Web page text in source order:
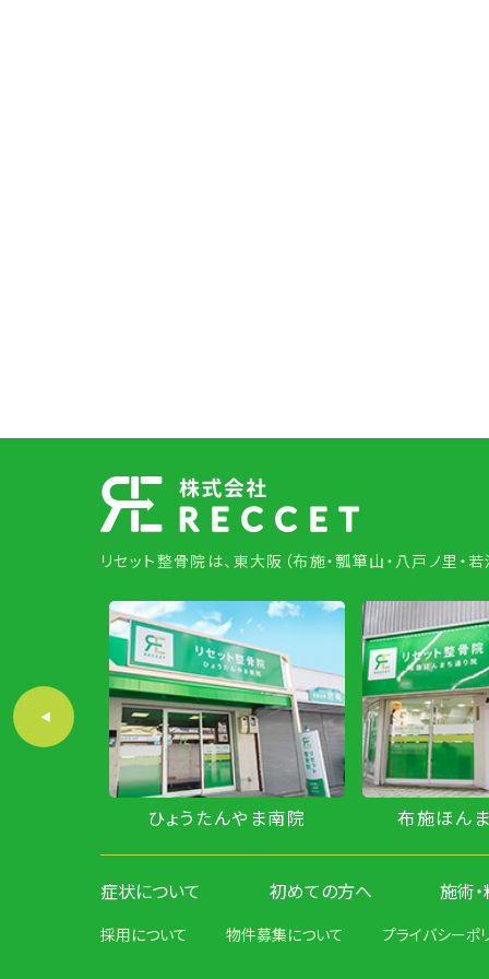
リセット整骨院は、東大阪（布施・瓢箪山・八戸ノ里
ひょうたんやま南院 布施ほん
症状について 初めての方へ 施術
採用について 物件募集について プライバシーポ